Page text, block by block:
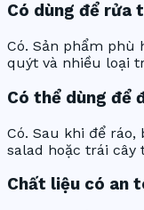
Có dùng để rửa
Có. Sản phẩm phù
quýt và nhiều loại
Có thể dùng để
Có. Sau khi để
salad hoặc trái cây
Chất liệu có an